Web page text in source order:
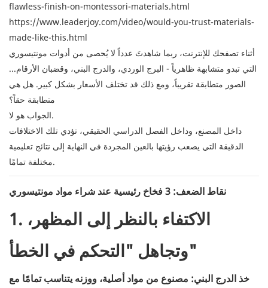
flawless-finish-on-montessori-materials.html
https://www.leaderjoy.com/video/would-you-trust-materials-
made-like-this.html
أثناء تصفحك للإنترنت، ربما شاهدتَ عدداً لا يُحصى من أدوات مونتيسوري
التي تبدو متشابهة ظاهرياً - البرج الوردي، والدرج البني، وقضبان الأرقام...
الصور متطابقة تقريباً، ومع ذلك قد تختلف الأسعار بشكل كبير. هل هي
متطابقة حقاً؟
الجواب هو لا.
داخل المصنع، وداخل الفصل الدراسي الحقيقي، تؤدي تلك الاختلافات
الدقيقة التي يصعب رؤيتها بالعين المجردة في النهاية إلى نتائج تعليمية
مختلفة تمامًا.
نقاط الضعف: 3 فخاخ رئيسية عند شراء مواد مونتيسوري
1. الاكتفاء بالنظر إلى المظهر،
وتجاهل "التحكم في الخطأ"
خذ الدرج البني: مصنوع من مواد أصلية، ووزنه يتناسب تمامًا مع